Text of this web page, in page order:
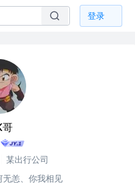
登录
哥
某出行公司
无恙、你我相见